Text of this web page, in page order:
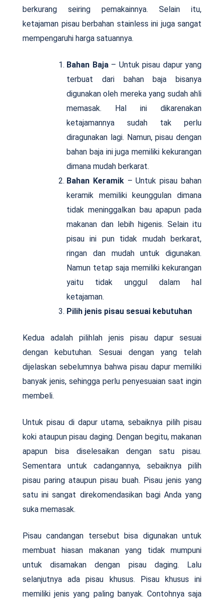
berkurang seiring pemakainnya. Selain itu,
ketajaman pisau berbahan stainless ini juga sangat
mempengaruhi harga satuannya.
Bahan Baja– Untuk pisau dapur yang
terbuat dari bahan baja bisanya
digunakan oleh mereka yang sudah ahli
memasak. Hal ini dikarenakan
ketajamannya sudah tak perlu
diragunakan lagi. Namun, pisau dengan
bahan baja ini juga memiliki kekurangan
dimana mudah berkarat.
Bahan Keramik– Untuk pisau bahan
keramik memiliki keunggulan dimana
tidak meninggalkan bau apapun pada
makanan dan lebih higenis. Selain itu
pisau ini pun tidak mudah berkarat,
ringan dan mudah untuk digunakan.
Namun tetap saja memiliki kekurangan
yaitu tidak unggul dalam hal
ketajaman.
Pilih jenis pisau sesuai kebutuhan
Kedua adalah pilihlah jenis pisau dapur sesuai
dengan kebutuhan. Sesuai dengan yang telah
dijelaskan sebelumnya bahwa pisau dapur memiliki
banyak jenis, sehingga perlu penyesuaian saat ingin
membeli.
Untuk pisau di dapur utama, sebaiknya pilih pisau
koki ataupun pisau daging. Dengan begitu, makanan
apapun bisa diselesaikan dengan satu pisau.
Sementara untuk cadangannya, sebaiknya pilih
pisau paring ataupun pisau buah. Pisau jenis yang
satu ini sangat direkomendasikan bagi Anda yang
suka memasak.
Pisau candangan tersebut bisa digunakan untuk
membuat hiasan makanan yang tidak mumpuni
untuk disamakan dengan pisau daging. Lalu
selanjutnya ada pisau khusus. Pisau khusus ini
memiliki jenis yang paling banyak. Contohnya saja